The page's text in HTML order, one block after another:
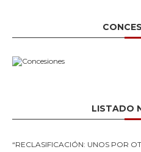
LISTADO
“RECLASIFICACIÓN: UNOS POR